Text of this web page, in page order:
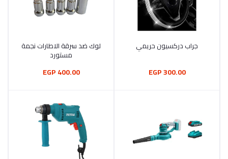
أضف إلى السلة
جراب دركسيون حريمي
300.00 EGP
أضف إلى السلة
لوك ضد سرقة الاطارات نجمة
مستورد
400.00 EGP